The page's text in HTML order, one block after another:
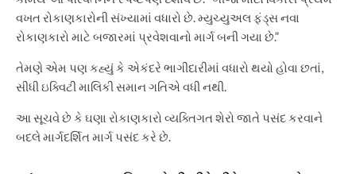
વખત રોકાણકારોની સંખ્યામાં વધારો છે. મ્યુચ્યુઅલ ફંડ્સ નવા
રોકાણકારો માટે બજારમાં પ્રવેશવાનો માર્ગ બની ગયા છે.”
તેમણે એમ પણ કહ્યું કે એકંદરે ભાગીદારીમાં વધારો થયો હોવા છતાં,
સીધી ઇક્વિટી માલિકી સમાન ગતિએ વધી નથી.
આ સૂચવે છે કે ઘણા રોકાણકારો વ્યક્તિગત શેરો જાતે પસંદ કરવાને
બદલે માર્ગદર્શિત માર્ગ પસંદ કરે છે.